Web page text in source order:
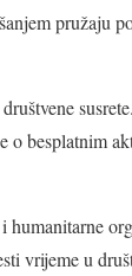
pružaju
o besplatnim
vrijeme u